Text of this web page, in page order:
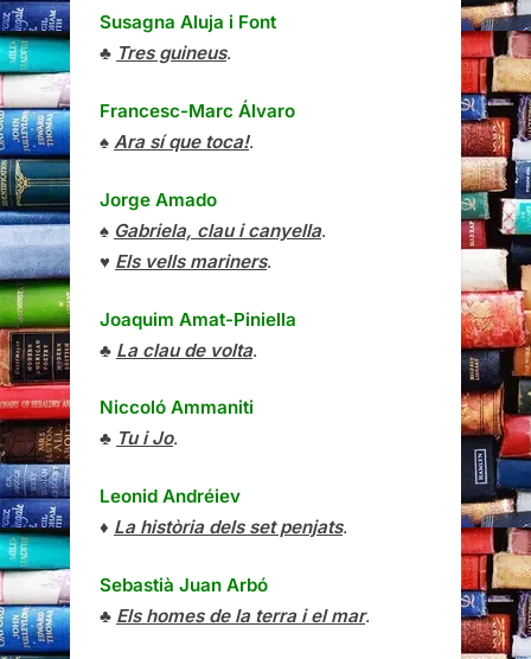
Susagna Aluja i Font
♣ Tres guineus.
Francesc-Marc Álvaro
♠ Ara sí que toca!.
Jorge Amado
♠ Gabriela, clau i canyella.
♥ Els vells mariners.
Joaquim Amat-Piniella
♣ La clau de volta.
Niccoló Ammaniti
♣ Tu i Jo.
Leonid Andréiev
♦ La història dels set penjats.
Sebastià Juan Arbó
♣ Els homes de la terra i el mar.